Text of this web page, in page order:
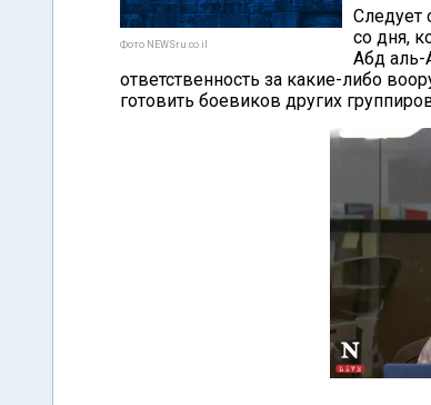
Фото NEWSru.co.il
Следует
со дня,
Абд аль-
ответственность за какие-либо
готовить боевиков других